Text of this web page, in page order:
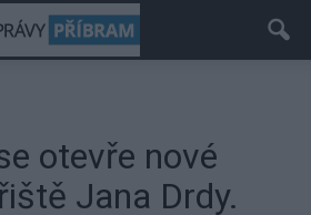
otevře nové
Jana Drdy.